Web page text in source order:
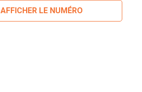
AFFICHER LE NUMÉRO